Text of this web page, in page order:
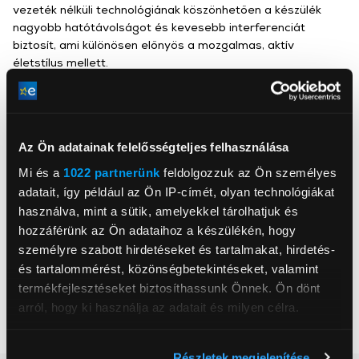
Az Ön adatainak felelősségteljes felhasználása
Mi és a 1022 partnerünk feldolgozzuk az Ön személyes
adatait, így például az Ön IP-címét, olyan technológiákat
használva, mint a sütik, amelyekkel tárolhatjuk és
hozzáférünk az Ön adataihoz a készülékén, hogy
személyre szabott hirdetéseket és tartalmakat, hirdetés-
és tartalommérést, közönségbetekintéseket, valamint
termékfejlesztéseket biztosíthassunk Önnek. Ön dönt
arról, hogy ki használja az adatait és milyen célra.
, ,
Mikrofon
Igen
Szín
Fehér
Fejhallgató típus
vezeték nélküli technológiának köszönhetően a készülék
nagyobb hatótávolságot és kevesebb interferenciát
biztosít, ami különösen előnyös a mozgalmas, aktív
életstílus mellett.
Csatlakozók: Bluetooth 5.3, USB-C töltőport